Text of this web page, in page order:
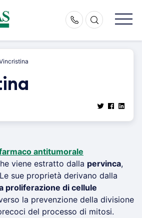
antitumorale
viene estratto dalla pervinca,
sue proprietà derivano dalla
proliferazione di cellule
la prevenzione della divisione
del processo di mitosi.